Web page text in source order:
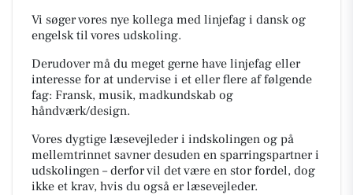
Vi søger vores nye kollega med linjefag i dansk og
engelsk til vores udskoling.
Derudover må du meget gerne have linjefag eller
interesse for at undervise i et eller flere af følgende
fag: Fransk, musik, madkundskab og
håndværk/design.
Vores dygtige læsevejleder i indskolingen og på
mellemtrinnet savner desuden en sparringspartner i
udskolingen – derfor vil det være en stor fordel, dog
ikke et krav, hvis du også er læsevejleder.